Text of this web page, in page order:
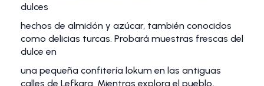
dulces
hechos de almidón y azúcar, también conocidos
como delicias turcas. Probará muestras frescas del
dulce en
una pequeña confitería lokum en las antiguas
calles de Lefkara. Mientras explora el pueblo,